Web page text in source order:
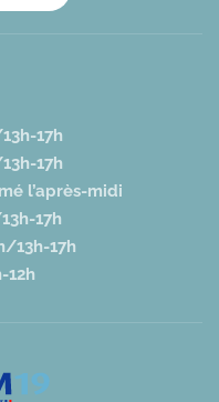
17h
17h
l’après-midi
17h
13h-17h
12h